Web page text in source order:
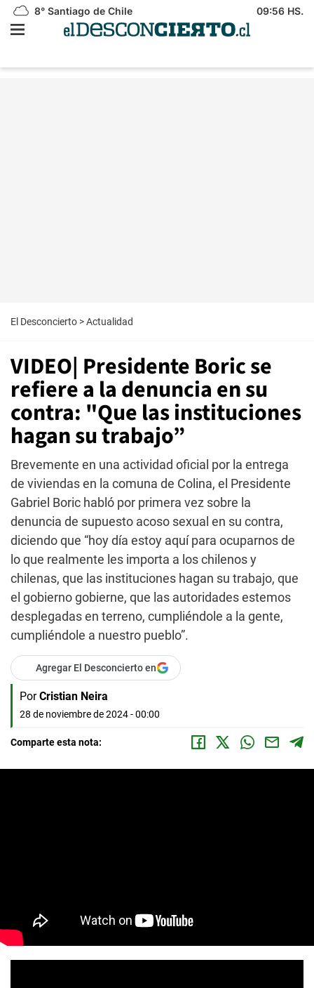
8° Santiago de Chile 09:56 HS.
El Desconcierto >Actualidad
VIDEO| Presidente Boric se
refiere a la denuncia en su
contra: "Que las instituciones
hagan su trabajo”
Brevemente en una actividad oficial por la entrega
de viviendas en la comuna de Colina, el Presidente
Gabriel Boric habló por primera vez sobre la
denuncia de supuesto acoso sexual en su contra,
diciendo que “hoy día estoy aquí para ocuparnos de
lo que realmente les importa a los chilenos y
chilenas, que las instituciones hagan su trabajo, que
el gobierno gobierne, que las autoridades estemos
desplegadas en terreno, cumpliéndole a la gente,
cumpliéndole a nuestro pueblo”.
Agregar El Desconcierto en
Por Cristian Neira
28 de noviembre de 2024 - 00:00
Comparte esta nota: